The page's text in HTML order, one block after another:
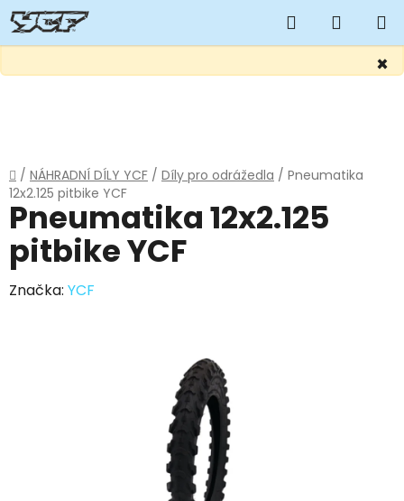
×
Hledat
KOŠÍK
Domů
/ NÁHRADNÍ DÍLY YCF / Díly pro odrážedla / Pneumatika
12x2.125 pitbike YCF
Pneumatika 12x2.125
pitbike YCF
Značka: YCF